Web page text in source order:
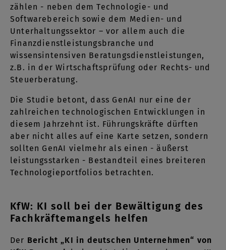
zählen - neben dem Technologie- und
Softwarebereich sowie dem Medien- und
Unterhaltungssektor – vor allem auch die
Finanzdienstleistungsbranche und
wissensintensiven Beratungsdienstleistungen,
z.B. in der Wirtschaftsprüfung oder Rechts- und
Steuerberatung.
Die Studie betont, dass GenAI nur eine der
zahlreichen technologischen Entwicklungen in
diesem Jahrzehnt ist. Führungskräfte dürften
aber nicht alles auf eine Karte setzen, sondern
sollten GenAI vielmehr als einen - äußerst
leistungsstarken - Bestandteil eines breiteren
Technologieportfolios betrachten.
KfW: KI soll bei der Bewältigung des
Fachkräftemangels helfen
Der Bericht „KI in deutschen Unternehmen“ von